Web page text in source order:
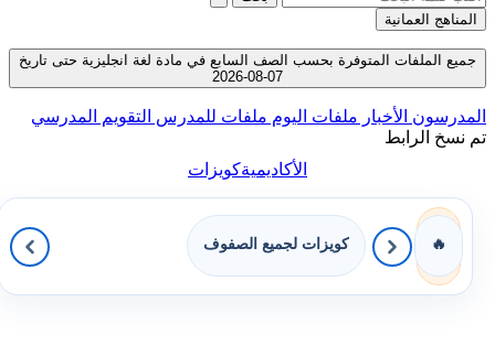
المناهج العمانية
جميع الملفات المتوفرة بحسب الصف السابع في مادة لغة انجليزية حتى تاريخ
07-08-2026
المدرسون الأخبار ملفات اليوم ملفات للمدرس التقويم المدرسي
تم نسخ الرابط
الأكاديميةكويزات
🔥 كويزات لجميع الصفوف